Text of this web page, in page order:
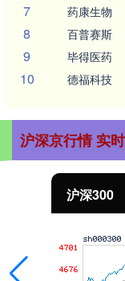
7 药康生物
8 百普赛斯
9 毕得医药
10 德福科技
沪深京行情 实
沪深300